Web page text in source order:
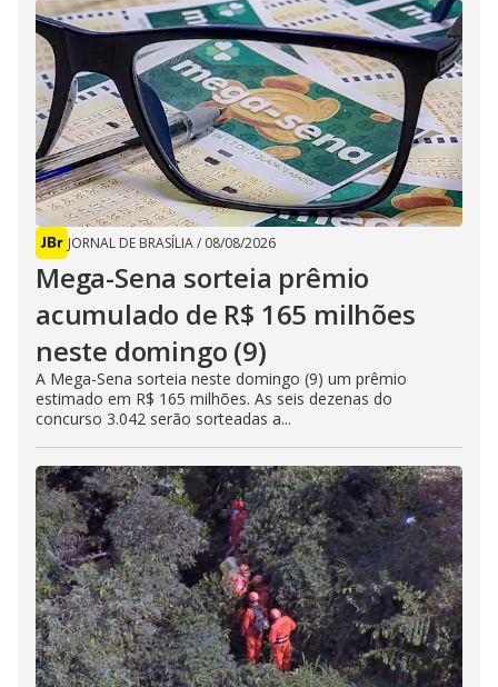
JORNAL DE BRASÍLIA/ 08/08/2026
Mega-Sena sorteia prêmio
acumulado de R$ 165 milhões
neste domingo (9)
A Mega-Sena sorteia neste domingo (9) um prêmio
estimado em R$ 165 milhões. As seis dezenas do
concurso 3.042 serão sorteadas a...